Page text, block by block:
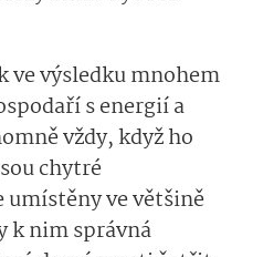
výsledku mnohem
s energií a
vždy, když ho
chytré
ve většině
k nim správná